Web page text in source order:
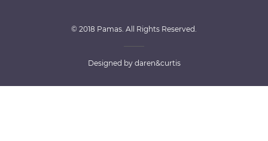
© 2018 Pamas. All Rights Reserved.
Designed by daren&curtis